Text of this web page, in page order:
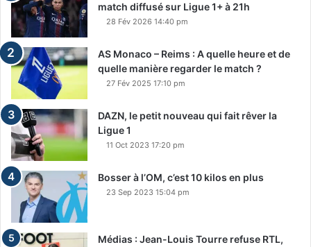
match diffusé sur Ligue 1+ à 21h
28 Fév 2026 14:40 pm
AS Monaco – Reims : A quelle heure et de
quelle manière regarder le match ?
27 Fév 2025 17:10 pm
DAZN, le petit nouveau qui fait rêver la
Ligue 1
11 Oct 2023 17:20 pm
Bosser à l’OM, c’est 10 kilos en plus
23 Sep 2023 15:04 pm
Médias : Jean-Louis Tourre refuse RTL,